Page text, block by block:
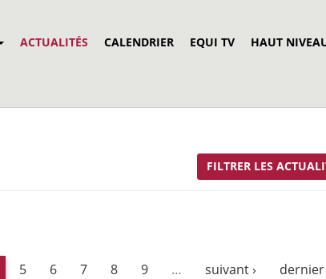
ACTUALITÉS CALENDRIER EQUI TV HAUT
FILTRER LES
5 6 7 8 9 … suivant › dernier